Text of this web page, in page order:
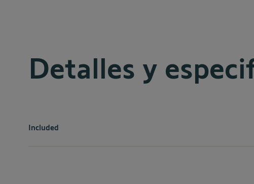
Detalles y
Included